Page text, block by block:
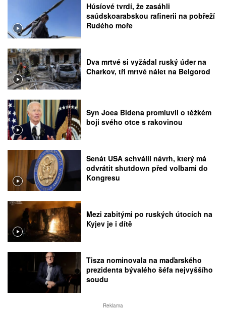
Húsíové tvrdí, že zasáhli
saúdskoarabskou rafinerii na pobřeží
Rudého moře
Dva mrtvé si vyžádal ruský úder na
Charkov, tři mrtvé nálet na Belgorod
Syn Joea Bidena promluvil o těžkém
boji svého otce s rakovinou
Senát USA schválil návrh, který má
odvrátit shutdown před volbami do
Kongresu
Mezi zabitými po ruských útocích na
Kyjev je i dítě
Tisza nominovala na maďarského
prezidenta bývalého šéfa nejvyššího
soudu
Reklama